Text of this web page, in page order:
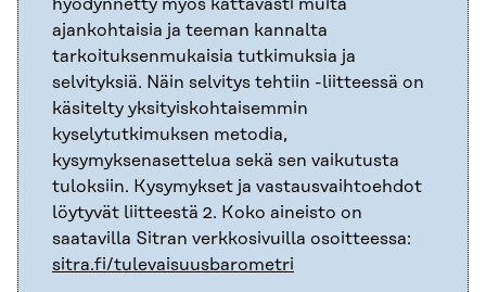
hyödynnetty myös kattavasti muita
ajankohtaisia ja teeman kannalta
tarkoituksenmukaisia tutkimuksia ja
selvityksiä. Näin selvitys tehtiin -liitteessä on
käsitelty yksityiskohtaisemmin
kyselytutkimuksen metodia,
kysymyksenasettelua sekä sen vaikutusta
tuloksiin. Kysymykset ja vastausvaihtoehdot
löytyvät liitteestä 2. Koko aineisto on
saatavilla Sitran verkkosivuilla osoitteessa:
sitra.fi/tulevaisuusbarometri